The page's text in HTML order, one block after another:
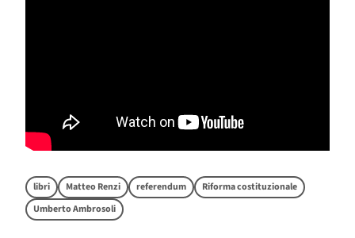
libri Matteo Renzi referendum
Riforma costituzionale
Umberto Ambrosoli